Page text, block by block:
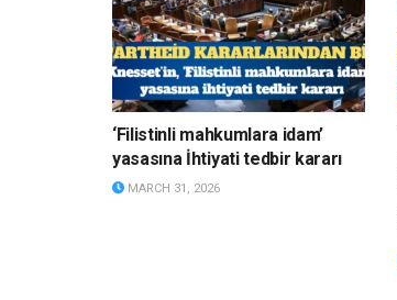
‘Filistinli mahkumlara idam’
yasasına İhtiyati tedbir kararı
MARCH 31, 2026